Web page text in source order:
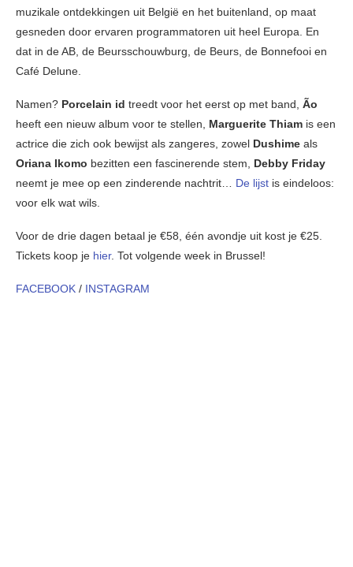
muzikale ontdekkingen uit België en het buitenland, op maat
gesneden door ervaren programmatoren uit heel Europa. En
dat in de AB, de Beursschouwburg, de Beurs, de Bonnefooi en
Café Delune.
Namen? Porcelain id treedt voor het eerst op met band, Ão
heeft een nieuw album voor te stellen, Marguerite Thiam is een
actrice die zich ook bewijst als zangeres, zowel Dushime als
Oriana Ikomo bezitten een fascinerende stem, Debby Friday
neemt je mee op een zinderende nachtrit… De lijst is eindeloos:
voor elk wat wils.
Voor de drie dagen betaal je €58, één avondje uit kost je €25.
Tickets koop je hier. Tot volgende week in Brussel!
FACEBOOK / INSTAGRAM